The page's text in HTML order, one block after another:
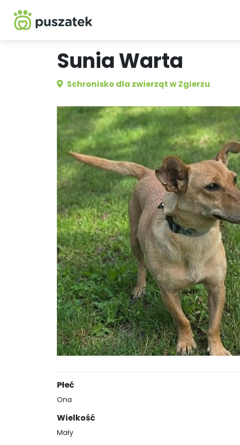
Sunia Warta
Schronisko dla zwierząt w Zgierzu
Płeć
Ona
Wielkość
Mały